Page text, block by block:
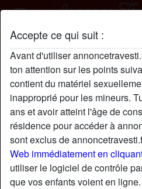
Accepte ce qui suit :
Avant d'utiliser
ton attention sur les points
contient du matériel
inapproprié pour les mineurs.
ans et avoir atteint l'âge de
résidence pour accéder à
sont exclus de
Web immédiatement en
utiliser le logiciel de contrôle
que vos enfants voient en ligne.
Ségolène21 profil